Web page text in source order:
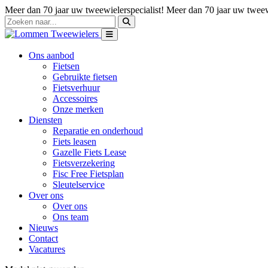
Meer dan 70 jaar uw tweewielerspecialist! Meer dan 70 jaar uw
Ons aanbod
Fietsen
Gebruikte fietsen
Fietsverhuur
Accessoires
Onze merken
Diensten
Reparatie en onderhoud
Fiets leasen
Gazelle Fiets Lease
Fietsverzekering
Fisc Free Fietsplan
Sleutelservice
Over ons
Over ons
Ons team
Nieuws
Contact
Vacatures